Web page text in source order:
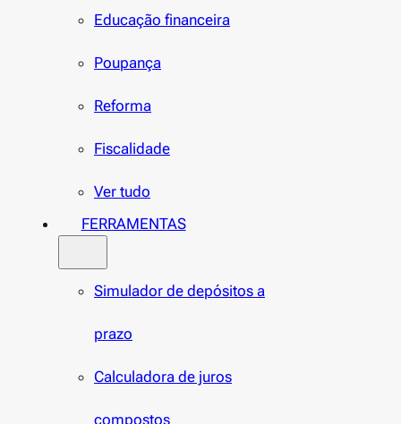
Educação financeira
Poupança
Reforma
Fiscalidade
Ver tudo
FERRAMENTAS
Simulador de depósitos a
prazo
Calculadora de juros
compostos